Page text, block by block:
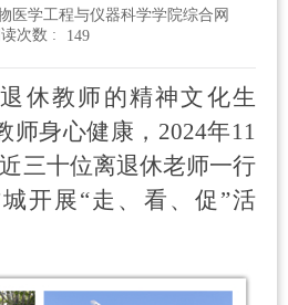
医学工程与仪器科学学院综合网
次数 :
149
休教师的精神文化生
师身心健康， 2024年11
三十位离退休老师一行
开展“走、看、促”活